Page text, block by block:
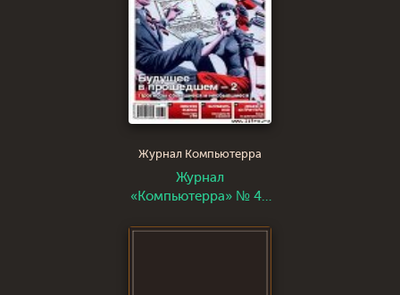
Журнал Компьютерра
Журнал
«Компьютерра» № 43
года